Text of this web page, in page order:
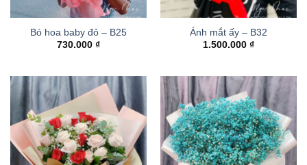
Bó hoa baby đỏ – B25
730.000 ₫
Ánh mắt ấy – B32
1.500.000 ₫